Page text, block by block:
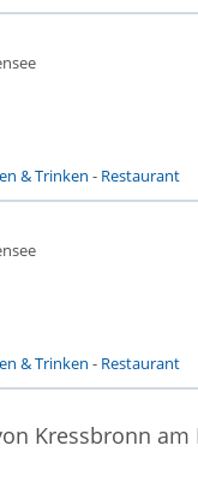
& Trinken - Restaurant
& Trinken - Restaurant
Kressbronn am